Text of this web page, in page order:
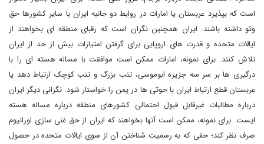
است که بپذیرد عربستان یا امارات در روابط دو جانبه ایران با سایر کشورها حق
وتو داشته باشند. ایران همچنین نگران است که رقبای منطقه ای بخواهند از
ایالات متحده و قدرت های اروپایی برای گرفتن امتیازات بیش از حد از ایران
تلاش کنند. برای نمونه، امارات ممکن است موافقت با مساله هسته ای را با
درگیری ها بر سر سه جزیره ابوموسی، تنب بزرگ و تنب کوچک ارتباط دهد یا
عربستان قطع ارتباط ایران با حوثی ها در یمن را خواستار شود. نگرانی دیگر ایران
درباره مطالبات غیرقابل قبول احتمالی کشورهای منطقه درباره مساله هسته
ایست. برای نمونه، ممکن است آنها بخواهند که ایران از حق غنی سازی اورانیوم
صرف نظر کند؛ حقی که به رسمیت شناختن آن از سوی ایالات متحده در حصول